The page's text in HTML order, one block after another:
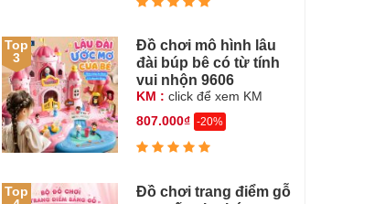
Top
3
Đồ chơi mô hình lâu
đài búp bê có từ tính
vui nhộn 9606
KM : click để xem KM
807.000₫ -20%
Top
Đồ chơi trang điểm gỗ